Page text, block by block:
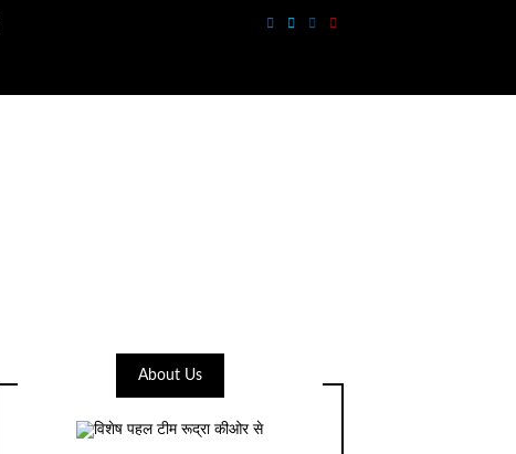
About Us